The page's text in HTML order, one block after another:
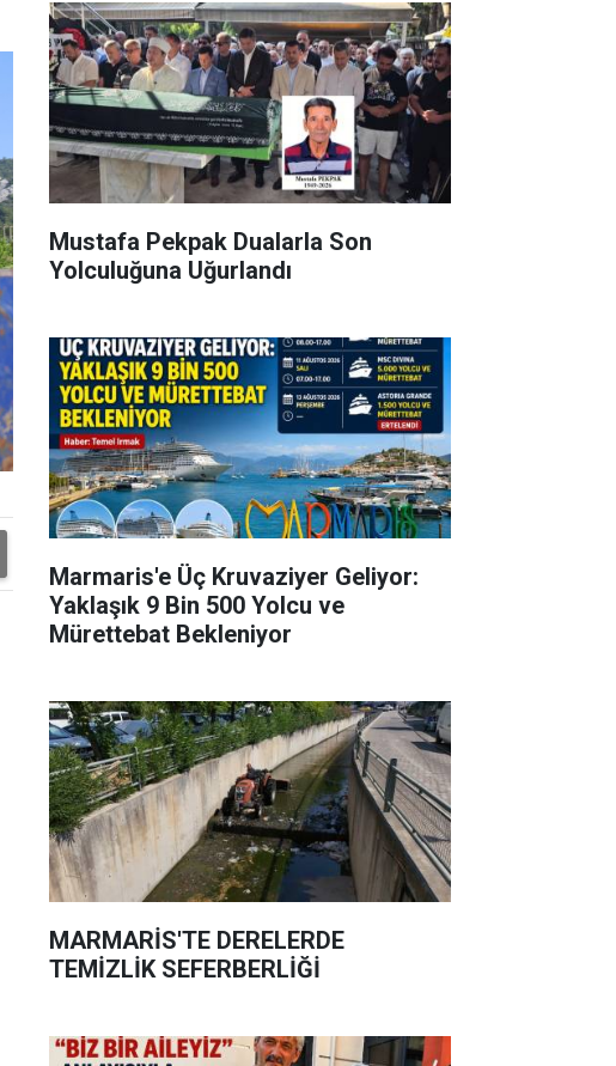
Mustafa Pekpak Dualarla Son
Yolculuğuna Uğurlandı
Marmaris'e Üç Kruvaziyer Geliyor:
Yaklaşık 9 Bin 500 Yolcu ve
Mürettebat Bekleniyor
MARMARİS'TE DERELERDE
TEMİZLİK SEFERBERLİĞİ